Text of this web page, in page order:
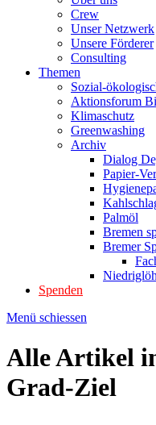
Crew
Unser Netzwerk
Unsere Förderer
Consulting
Themen
Sozial-
Aktionsforum
Klimaschutz
Greenwashing
Archiv
Dialog
Papier-
Palmöl
Bremen
Bremer
Spenden
Menü schiessen
Alle Artikel
Grad-Ziel